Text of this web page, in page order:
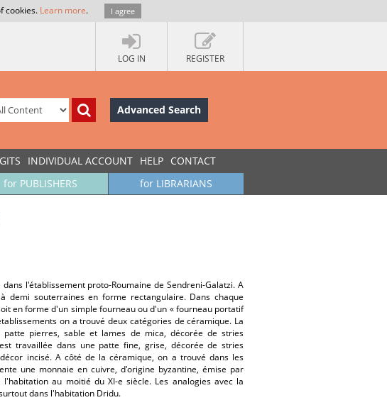
cookies. Learn more. I agree
LOG IN REGISTER
Advanced Search
INDIVIDUAL ACCOUNT HELP CONTACT
for LIBRARIANS
for PUBLISHERS
l'établissement proto-Roumaine de Sendreni-Galatzi. A
demi souterraines en forme rectangulaire. Dans chaque
en forme d'un simple fourneau ou d'un « fourneau portatif
on a trouvé deux catégories de céramique. La
pierres, sable et lames de mica, décorée de stries
travaillée dans une patte fine, grise, décorée de stries
incisé. A côté de la céramique, on a trouvé dans les
une monnaie en cuivre, d'origine byzantine, émise par
au moitié du XI-e siècle. Les analogies avec la
dans l'habitation Dridu.